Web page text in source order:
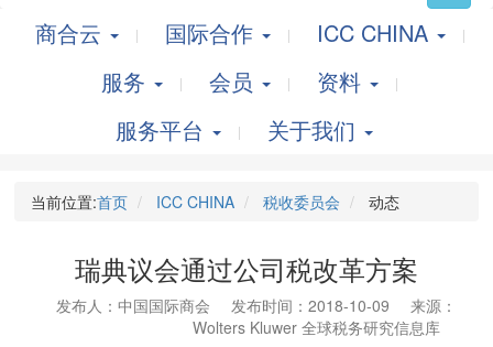
商合云 国际合作
ICC CHINA
服务
会员
资料
服务平台
关于我们
当前位置:首页 ICC CHINA 税收委员会 动态
瑞典议会通过公司税改革方案
发布人：中国国际商会 发布时间：2018-10-09
来源：
Wolters Kluwer 全球税务研究信息库